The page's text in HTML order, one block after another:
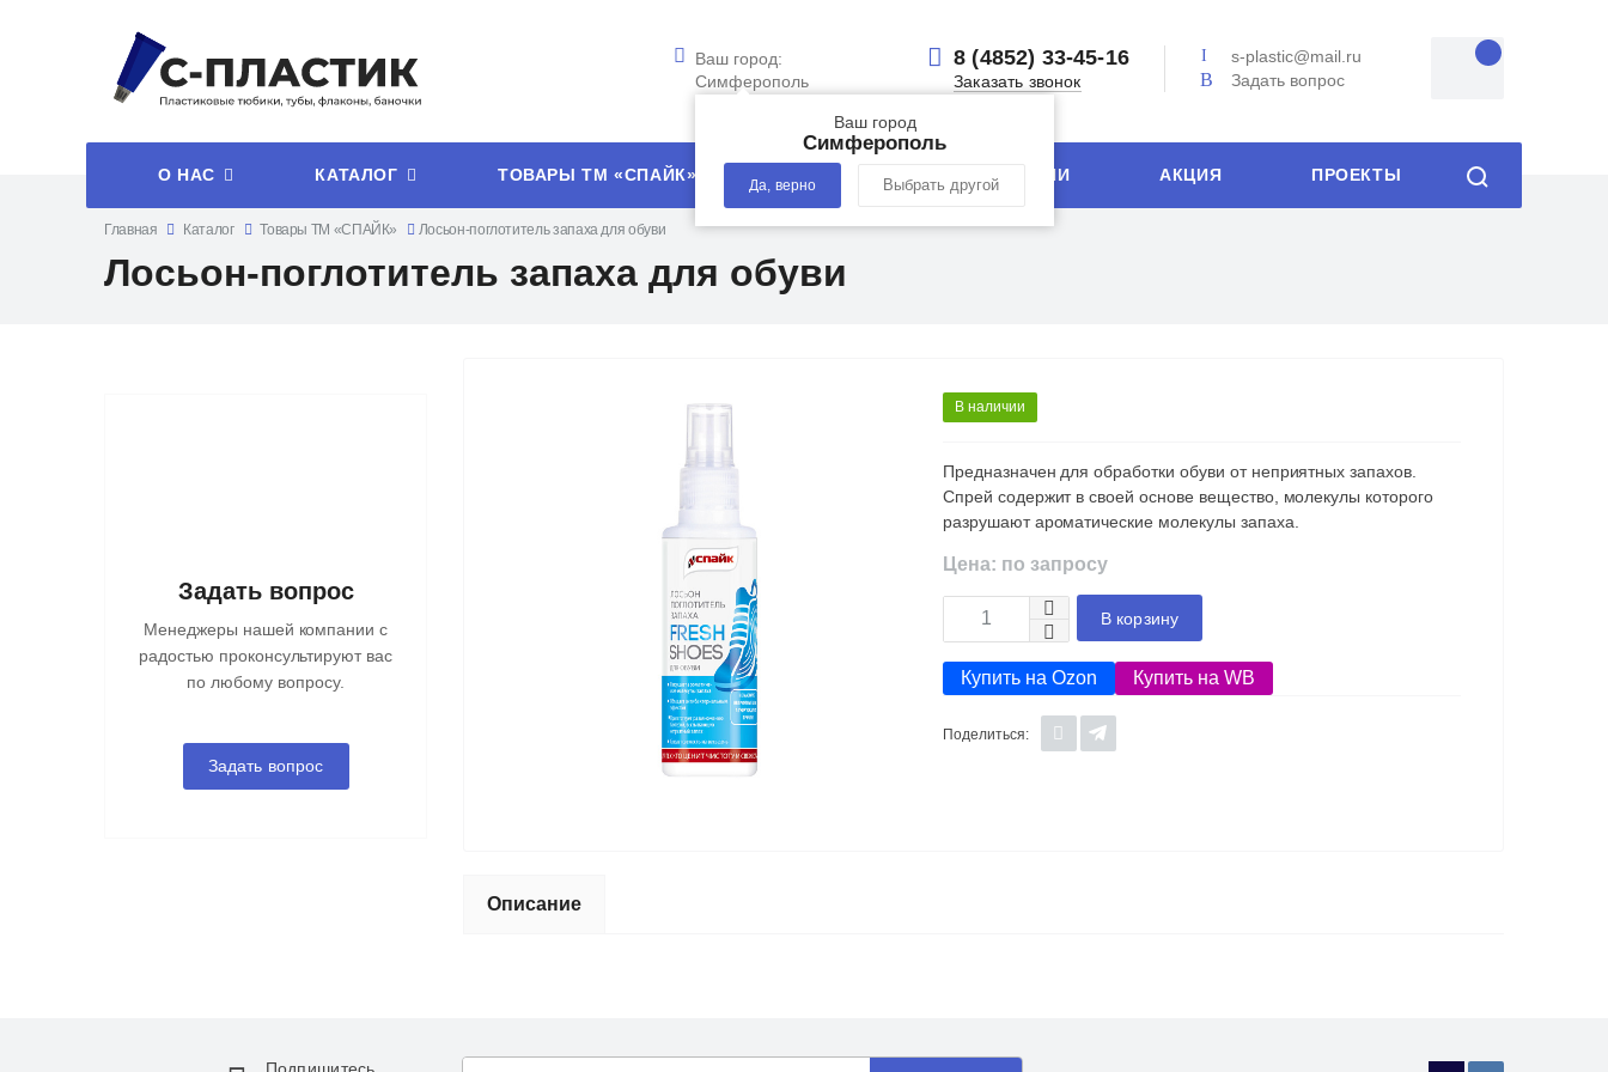
Ваш город:
Симферополь
Ваш город
Симферополь
Да, верно Выбрать другой
8 (4852) 33-45-16
Заказать звонок
s-plastic@mail.ru
Задать вопрос
О НАС КАТАЛОГ ТОВАРЫ ТМ «СПАЙК» ТЕХНОЛОГИИ АКЦИЯ ПРОЕКТЫ
Главная Каталог Товары ТМ «СПАЙК» Лосьон-поглотитель запаха для обуви
Лосьон-поглотитель запаха для обуви
Задать вопрос
Менеджеры нашей компании с
радостью проконсультируют вас
по любому вопросу.
Задать вопрос
В наличии
Предназначен для обработки обуви от неприятных запахов.
Спрей содержит в своей основе вещество, молекулы которого
разрушают ароматические молекулы запаха.
Цена: по запросу
В корзину
Купить на Ozon Купить на WB
Поделиться:
Описание